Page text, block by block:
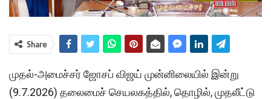
Share
முதல்-அமைச்சர் ஜோசப் விஜய் முன்னிலையில் இன்று
(9.7.2026) தலைமைச் செயலகத்தில், தொழில், முதலீட்டு